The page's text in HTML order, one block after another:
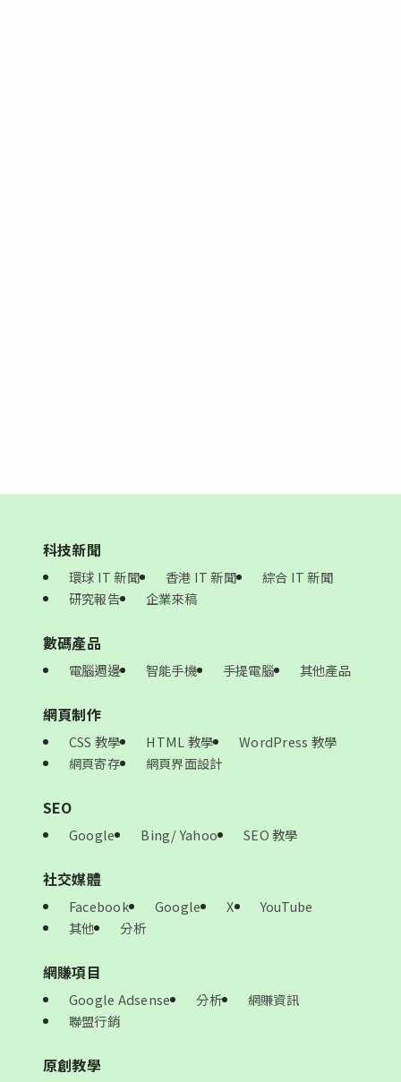
科技新聞
環球 IT 新聞 香港 IT 新聞
綜合 IT 新聞
研究報告
企業來稿
數碼產品
電腦週邊 智能手機 手提電腦 其他產品
網頁制作
CSS 教學 HTML 教學
WordPress 教學
網頁寄存
網頁界面設計
SEO
Google Bing/ Yahoo SEO 教學
社交媒體
Facebook Google X
YouTube
其他
分析
網賺項目
Google Adsense 分析
網賺資訊
聯盟行銷
原創教學